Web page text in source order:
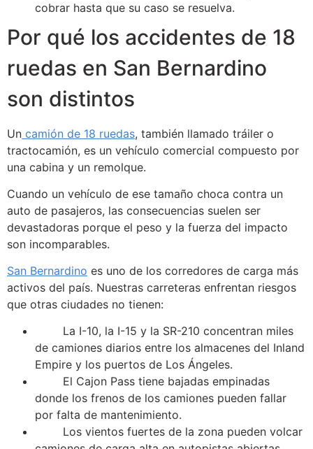
cobrar hasta que su caso se resuelva.
Por qué los accidentes de 18
ruedas en San Bernardino
son distintos
Un camión de 18 ruedas, también llamado tráiler o
tractocamión, es un vehículo comercial compuesto por
una cabina y un remolque.
Cuando un vehículo de ese tamaño choca contra un
auto de pasajeros, las consecuencias suelen ser
devastadoras porque el peso y la fuerza del impacto
son incomparables.
San Bernardino es uno de los corredores de carga más
activos del país. Nuestras carreteras enfrentan riesgos
que otras ciudades no tienen:
La I-10, la I-15 y la SR-210 concentran miles
de camiones diarios entre los almacenes del Inland
Empire y los puertos de Los Ángeles.
El Cajon Pass tiene bajadas empinadas
donde los frenos de los camiones pueden fallar
por falta de mantenimiento.
Los vientos fuertes de la zona pueden volcar